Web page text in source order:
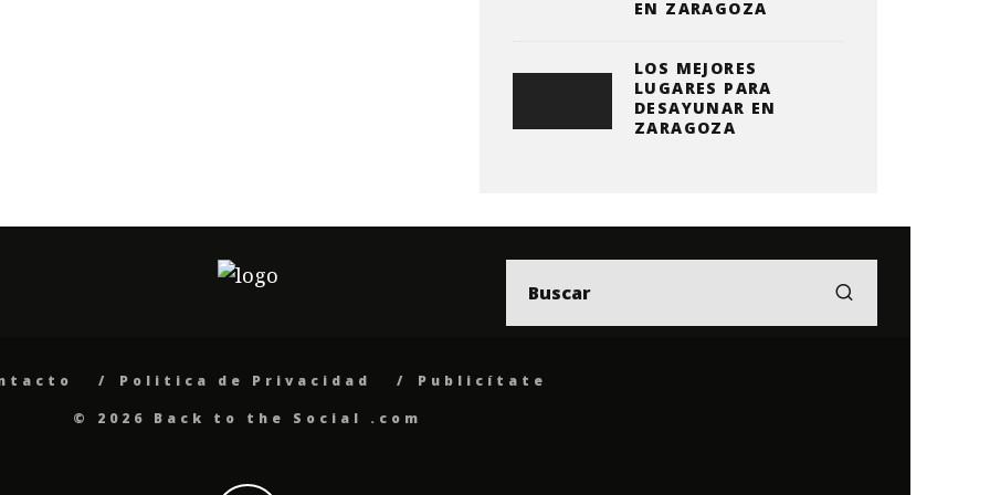
EN ZARAGOZA
LOS MEJORES
LUGARES PARA
DESAYUNAR EN
ZARAGOZA
Politica de Privacidad
Publicítate
© 2026 Back to the Social .com